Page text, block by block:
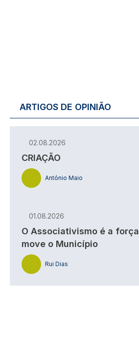
ARTIGOS DE OPINIÃO
02.08.2026
CRIAÇÃO
António Maio
01.08.2026
O Associativismo é a
move o Município
Rui Dias